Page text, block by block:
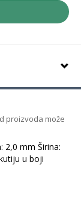
proizvoda može
2,0 mm Širina:
u boji